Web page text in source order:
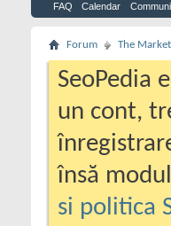
FAQ Calendar
Forum The
SeoPedia
un cont,
însă
si politica